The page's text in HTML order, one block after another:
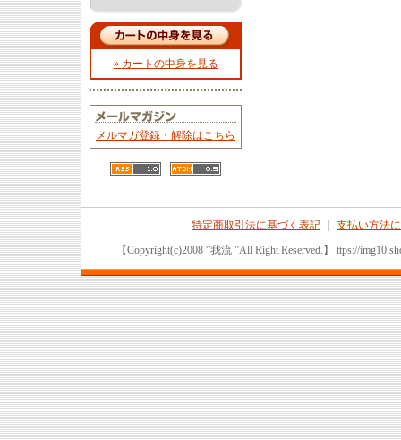
» カートの中身を見る
メルマガ登録・解除はこちら
特定商取引法に基づく表記
支払い方法
【Copyright(c)2008 ”我流 ”All Right Reserved.】 ttps://